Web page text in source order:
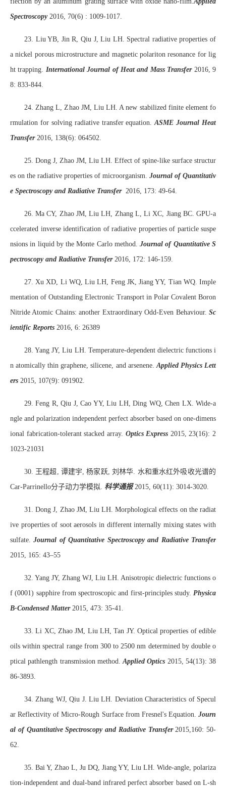
Spectroscopy2016, 70(6) : 1009-1017.
23. Liu YB, Jin R, Qiu J, Liu LH. Spectral radiative properties of
a nickel porous microstructure and magnetic polariton resonance for lig
ht trapping. International Journal of Heat and Mass Transfer2016, 9
8: 833-844.
24. Zhang L, Zhao JM, Liu LH. A new stabilized finite element fo
rmulation for solving radiative transfer equation.ASME Journal Heat
Transfer 2016, 138(6): 064502.
25. Dong J, Zhao JM, Liu LH. Effect of spine-like surface structur
es on the radiative properties of microorganism. Journal of Quantitativ
e Spectroscopy and Radiative Transfer 2016, 173: 49-64.
26. Ma CY, Zhao JM, Liu LH, Zhang L, Li XC, Jiang BC. GPU-a
ccelerated inverse identification of radiative properties of particle suspe
nsions in liquid by the Monte Carlo method.Journal of Quantitative S
pectroscopy and Radiative Transfer2016, 172: 146-159.
27. Xu XD, Li WQ, Liu LH, Feng JK, Jiang YY, Tian WQ. Imple
mentation of Outstanding Electronic Transport in Polar Covalent Boron
Nitride Atomic Chains: another Extraordinary Odd-Even Behaviour. Sc
ientific Reports 2016, 6: 26389
28. Yang JY, Liu LH. Temperature-dependent dielectric functions i
n atomically thin graphene, silicene, and arsenene. Applied Physics Lett
ers 2015, 107(9): 091902.
29. Feng R, Qiu J, Cao YY, Liu LH, Ding WQ, Chen LX. Wide-a
ngle and polarization independent perfect absorber based on one-dimens
ional fabrication-tolerant stacked array. Optics Express 2015, 23(16): 2
1023-21031
30. 王程超, 谭建宇, 杨家跃, 刘林华. 水和重水红外吸收光谱的
Car-Parrinello分子动力学模拟. 科学通报 2015, 60(11): 3014-3020.
31. Dong J, Zhao JM, Liu LH. Morphological effects on the radiat
ive properties of soot aerosols in different internally mixing states with
sulfate. Journal of Quantitative Spectroscopy and Radiative Transfer
2015, 165: 43–55
32. Yang JY, Zhang WJ, Liu LH. Anisotropic dielectric functions o
f (0001) sapphire from spectroscopic and first-principles study. Physica
B-Condensed Matter 2015, 473: 35-41.
33. Li XC, Zhao JM, Liu LH, Tan JY. Optical properties of edible
oils within spectral range from 300 to 2500 nm determined by double o
ptical pathlength transmission method. Applied Optics 2015, 54(13): 38
86-3893.
34. Zhang WJ, Qiu J. Liu LH. Deviation Characteristics of Specul
ar Reflectivity of Micro-Rough Surface from Fresnel's Equation. Journ
al of Quantitative Spectroscopy and Radiative Transfer2015,160: 50-
62.
35. Bai Y, Zhao L, Ju DQ, Jiang YY, Liu LH. Wide-angle, polariza
tion-independent and dual-band infrared perfect absorber based on L-sh